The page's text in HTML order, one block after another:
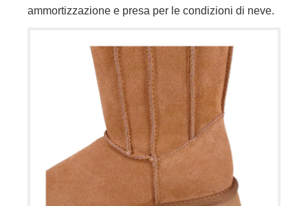
ammortizzazione e presa per le condizioni di neve.